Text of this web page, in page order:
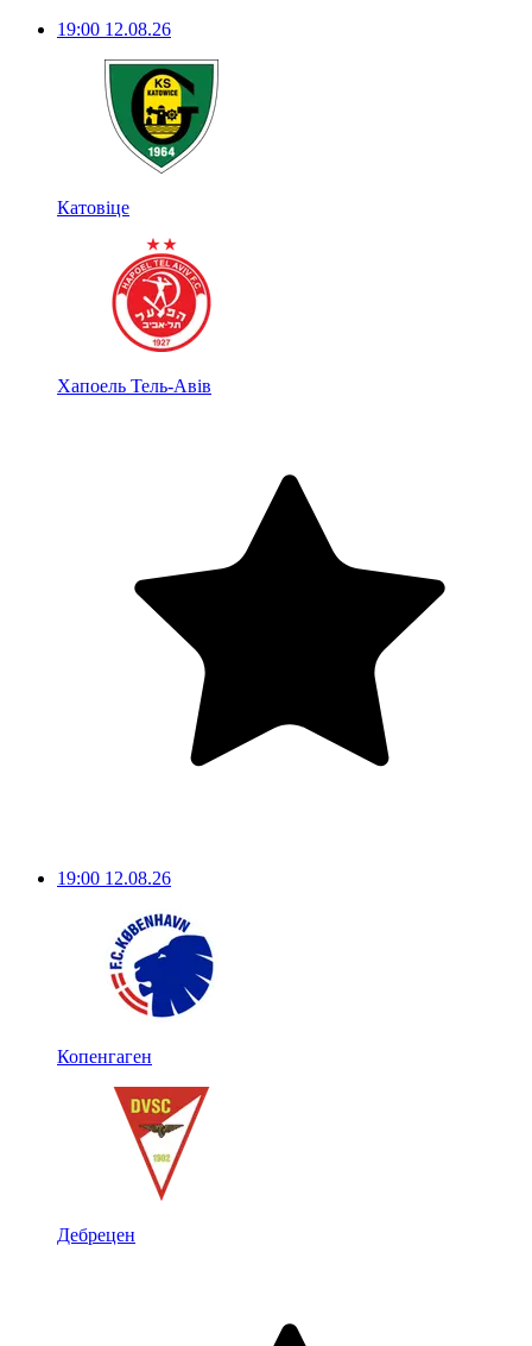
19:00 12.08.26
Катовіце
Хапоель Тель-Авів
19:00 12.08.26
Копенгаген
Дебрецен